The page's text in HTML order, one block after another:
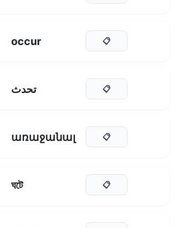
occur 📋
تحدث 📋
առաջանալ 📋
ঘটে 📋